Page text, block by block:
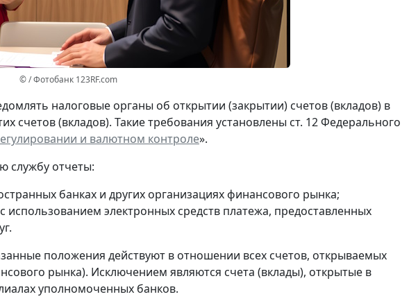
© / Фотобанк 123RF.com
налоговые органы об открытии (закрытии) счетов (вкладов) в
счетов (вкладов). Такие требования установлены ст. 12 Федерального
и валютном контроле».
службу отчеты:
банках и других организациях финансового рынка;
использованием электронных средств платежа, предоставленных
положения действуют в отношении всех счетов, открываемых
рынка). Исключением являются счета (вклады), открытые в
уполномоченных банков.